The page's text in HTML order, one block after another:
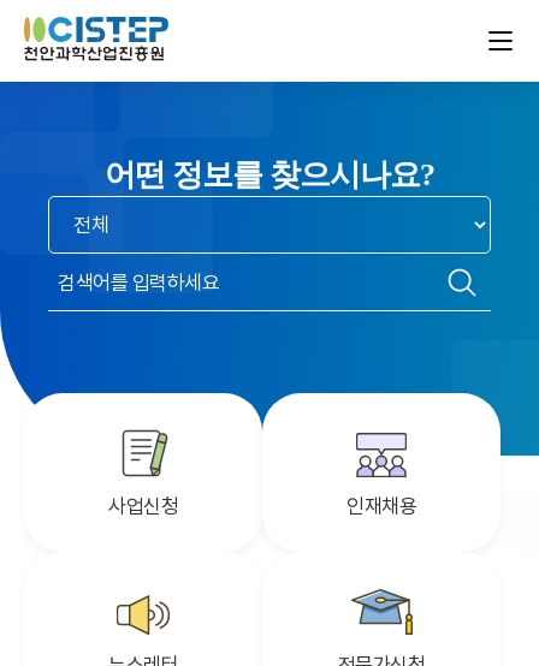
어떤 정보를 찾으시나요?
검색
범위
선택
입력
검색
사업신청 인재채용